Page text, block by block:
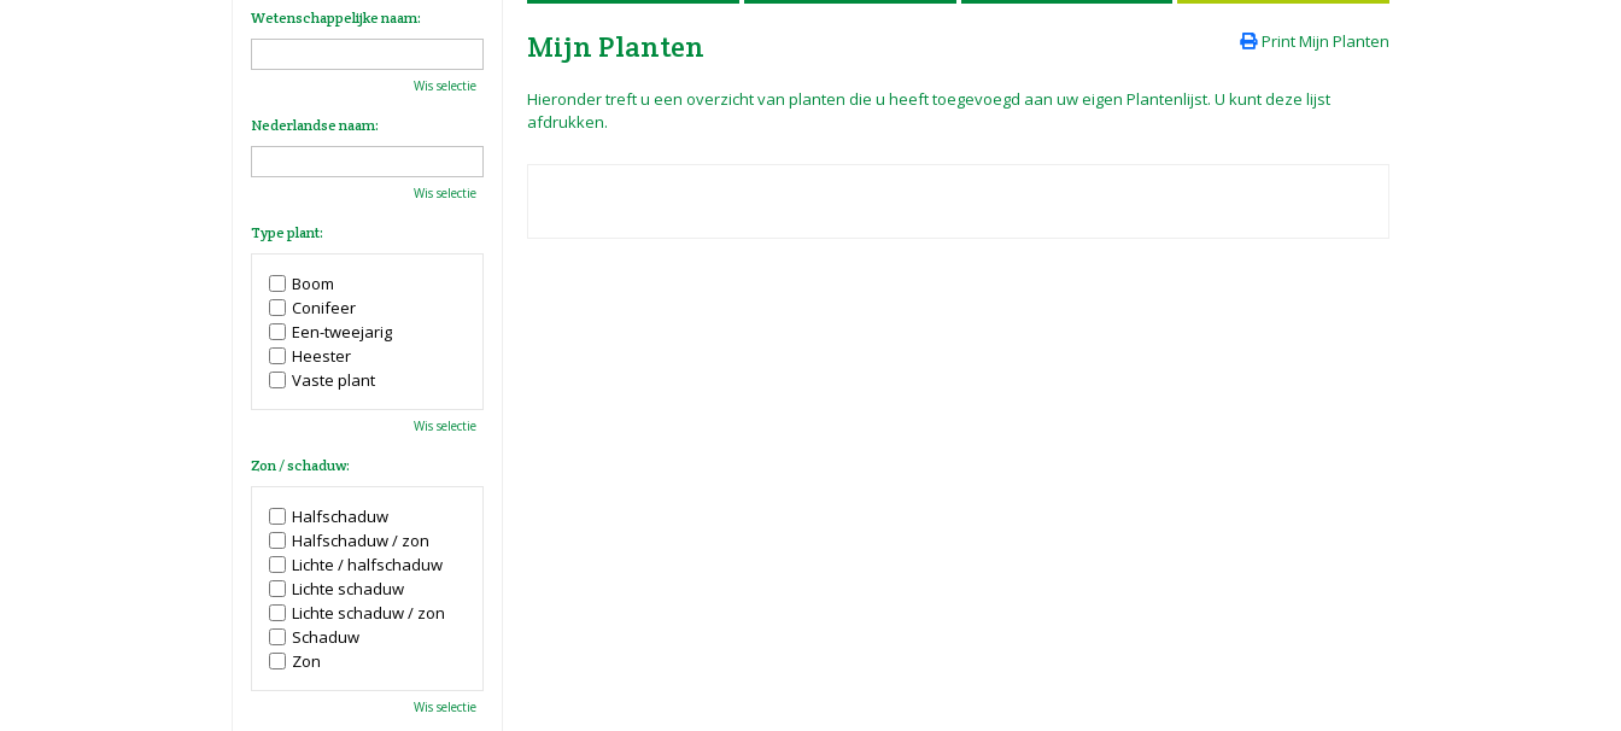
Mijn Planten Print Mijn Planten
Hieronder treft u een overzicht van planten die u heeft toegevoegd aan uw eigen Plantenlijst. U kunt deze lijst
afdrukken.
Wetenschappelijke naam:
Wis selectie
Nederlandse naam:
Wis selectie
Type plant:
Boom
Conifeer
Een-tweejarig
Heester
Vaste plant
Wis selectie
Zon / schaduw:
Halfschaduw
Halfschaduw / zon
Lichte / halfschaduw
Lichte schaduw
Lichte schaduw / zon
Schaduw
Zon
Wis selectie